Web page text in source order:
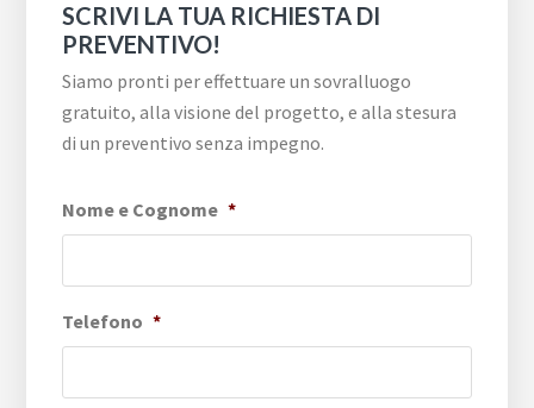
SCRIVI LA TUA RICHIESTA DI
PREVENTIVO!
Siamo pronti per effettuare un sovralluogo
gratuito, alla visione del progetto, e alla stesura
di un preventivo senza impegno.
Nome e Cognome *
Telefono *